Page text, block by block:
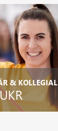
& KOLLEGIAL